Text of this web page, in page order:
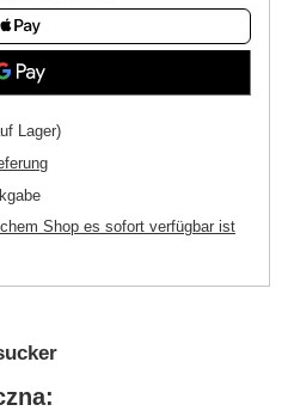
Lager)
Shop es sofort verfügbar ist